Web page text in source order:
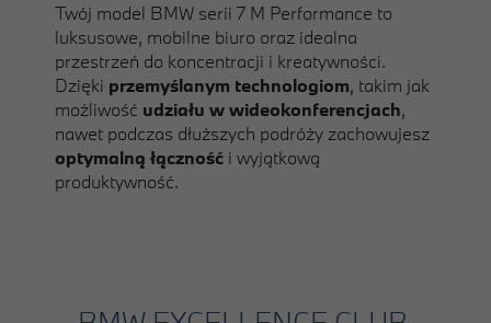
Twój model BMW serii 7 M Performance to
luksusowe, mobilne biuro oraz idealna
przestrzeń do koncentracji i kreatywności.
Dzięki przemyślanym technologiom, takim jak
możliwość udziału w wideokonferencjach,
nawet podczas dłuższych podróży zachowujesz
optymalną łączność i wyjątkową
produktywność.